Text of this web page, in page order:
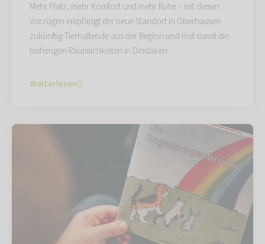
Mehr Platz, mehr Komfort und mehr Ruhe – mit diesen
Vorzügen empfängt der neue Standort in Oberhausen
zukünftig Tierhaltende aus der Region und löst damit die
bisherigen Räumlichkeiten in Dinslaken…
Weiterlesen